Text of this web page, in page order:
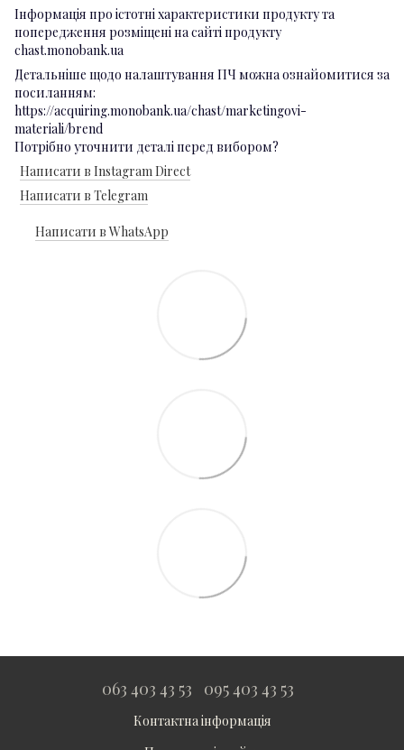
Інформація про істотні характеристики продукту та
попередження розміщені на сайті продукту
chast.monobank.ua
Детальніше щодо налаштування ПЧ можна ознайомитися за
посиланням:
https://acquiring.monobank.ua/chast/marketingovi-
materiali/brend
Потрібно уточнити деталі перед вибором?
Написати в Instagram Direct
Написати в Telegram
Написати в WhatsApp
063 403 43 53 095 403 43 53
Контактна інформація